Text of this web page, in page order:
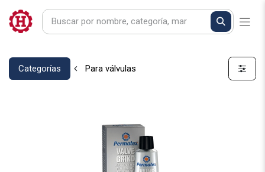
Categorías Para válvulas